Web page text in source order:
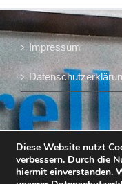
Impressum
Diese Website nutzt
verbessern. Durch die
hiermit einverstanden.